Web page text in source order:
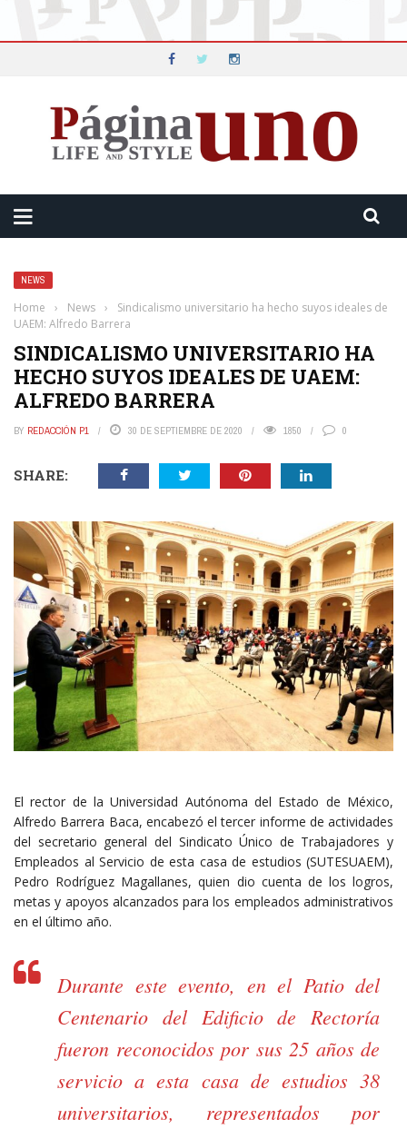
NEWS
Home › News ›
Sindicalismo universitario ha hecho suyos ideales de
UAEM: Alfredo Barrera
SINDICALISMO UNIVERSITARIO HA
HECHO SUYOS IDEALES DE UAEM:
ALFREDO BARRERA
BY REDACCIÓN P1 30 DE SEPTIEMBRE DE 2020 1850 0
SHARE:
El rector de la Universidad Autónoma del Estado de México,
Alfredo Barrera Baca, encabezó el tercer informe de actividades
del secretario general del Sindicato Único de Trabajadores y
Empleados al Servicio de esta casa de estudios (SUTESUAEM),
Pedro Rodríguez Magallanes, quien dio cuenta de los logros,
metas y apoyos alcanzados para los empleados administrativos
en el último año.
Durante este evento, en el Patio del
Centenario del Edificio de Rectoría
fueron reconocidos por sus 25 años de
servicio a esta casa de estudios 38
universitarios, representados por